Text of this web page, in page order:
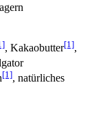
, Kakaobutter[1],
[1], natürliches